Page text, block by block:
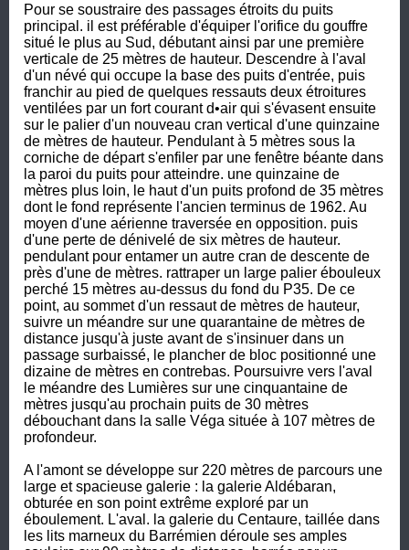
Pour se soustraire des passages étroits du puits
principal. il est préférable d'équiper l'orifice du gouffre
situé le plus au Sud, débutant ainsi par une première
verticale de 25 mètres de hauteur. Descendre à l'aval
d'un névé qui occupe la base des puits d'entrée, puis
franchir au pied de quelques ressauts deux étroitures
ventilées par un fort courant d•air qui s'évasent ensuite
sur le palier d'un nouveau cran vertical d'une quinzaine
de mètres de hauteur. Pendulant à 5 mètres sous la
corniche de départ s'enfiler par une fenêtre béante dans
la paroi du puits pour atteindre. une quinzaine de
mètres plus loin, le haut d'un puits profond de 35 mètres
dont le fond représente l'ancien terminus de 1962. Au
moyen d'une aérienne traversée en opposition. puis
d'une perte de dénivelé de six mètres de hauteur.
pendulant pour entamer un autre cran de descente de
près d'une de mètres. rattraper un large palier ébouleux
perché 15 mètres au-dessus du fond du P35. De ce
point, au sommet d'un ressaut de mètres de hauteur,
suivre un méandre sur une quarantaine de mètres de
distance jusqu'à juste avant de s'insinuer dans un
passage surbaissé, le plancher de bloc positionné une
dizaine de mètres en contrebas. Poursuivre vers l'aval
le méandre des Lumières sur une cinquantaine de
mètres jusqu'au prochain puits de 30 mètres
débouchant dans la salle Véga située à 107 mètres de
profondeur.
A l'amont se développe sur 220 mètres de parcours une
large et spacieuse galerie : la galerie Aldébaran,
obturée en son point extrême exploré par un
éboulement. L'aval. la galerie du Centaure, taillée dans
les lits marneux du Barrémien déroule ses amples